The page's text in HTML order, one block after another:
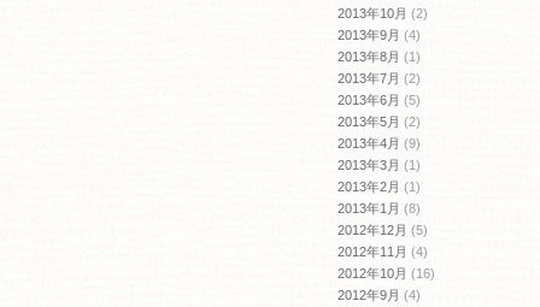
2013年10月 (2)
2013年9月 (4)
2013年8月 (1)
2013年7月 (2)
2013年6月 (5)
2013年5月 (2)
2013年4月 (9)
2013年3月 (1)
2013年2月 (1)
2013年1月 (8)
2012年12月 (5)
2012年11月 (4)
2012年10月 (16)
2012年9月 (4)